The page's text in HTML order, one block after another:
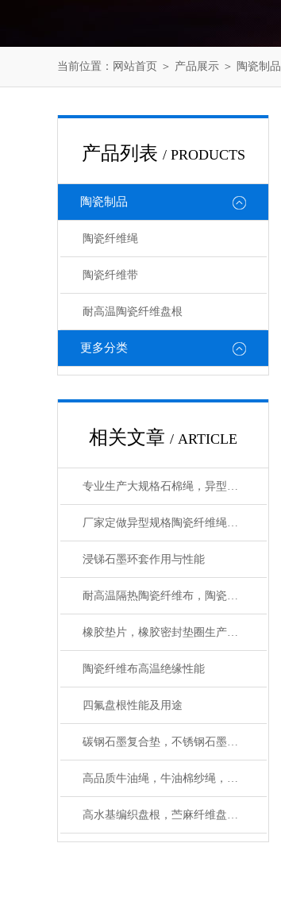
当前位置： 网站首页 ＞ 产品展示 ＞ 陶瓷制品
产品列表 / PRODUCTS
陶瓷制品
陶瓷纤维绳
陶瓷纤维带
耐高温陶瓷纤维盘根
更多分类
相关文章 / ARTICLE
专业生产大规格石棉绳，异型规格石棉绳厂家
厂家定做异型规格陶瓷纤维绳，陶瓷绳（质量可靠）
浸锑石墨环套作用与性能
耐高温隔热陶瓷纤维布，陶瓷布使用温度
橡胶垫片，橡胶密封垫圈生产厂家（质量保证）
陶瓷纤维布高温绝缘性能
四氟盘根性能及用途
碳钢石墨复合垫，不锈钢石墨复合垫圈材质有什么区别
高品质牛油绳，牛油棉纱绳，规格齐全有现货
高水基编织盘根，苎麻纤维盘根如何使用